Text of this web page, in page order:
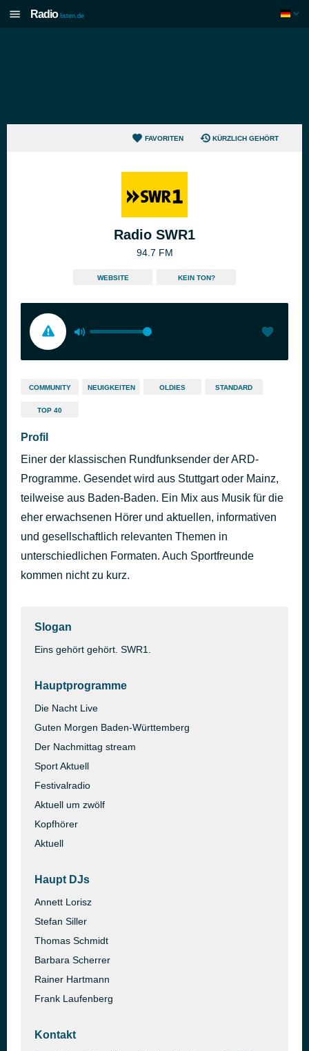
Radio listen.de
FAVORITEN KÜRZLICH GEHÖRT
Radio SWR1
94.7 FM
WEBSITE KEIN TON?
COMMUNITY NEUIGKEITEN OLDIES STANDARD
TOP 40
Profil
Einer der klassischen Rundfunksender der ARD-
Programme. Gesendet wird aus Stuttgart oder Mainz,
teilweise aus Baden-Baden. Ein Mix aus Musik für die
eher erwachsenen Hörer und aktuellen, informativen
und gesellschaftlich relevanten Themen in
unterschiedlichen Formaten. Auch Sportfreunde
kommen nicht zu kurz.
Slogan
Eins gehört gehört. SWR1.
Hauptprogramme
Die Nacht Live
Guten Morgen Baden-Württemberg
Der Nachmittag stream
Sport Aktuell
Festivalradio
Aktuell um zwölf
Kopfhörer
Aktuell
Haupt DJs
Annett Lorisz
Stefan Siller
Thomas Schmidt
Barbara Scherrer
Rainer Hartmann
Frank Laufenberg
Kontakt